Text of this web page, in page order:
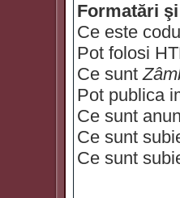
Formatări
Ce este
Pot folosi
Ce sunt
Pot publica
Ce sunt
Ce sunt
Ce sunt